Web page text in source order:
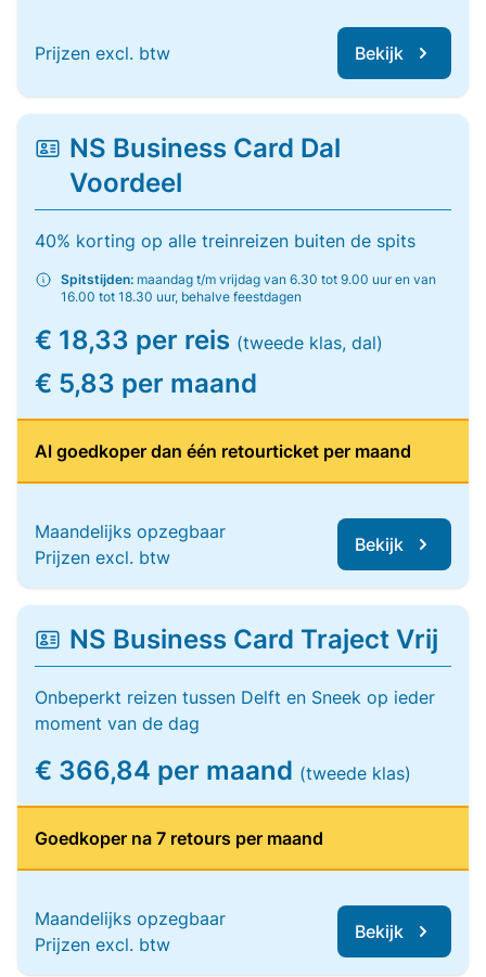
Prijzen excl. btw Bekijk
NS Business Card Dal
Voordeel
40% korting op alle treinreizen buiten de spits
Spitstijden: maandag t/m vrijdag van 6.30 tot 9.00 uur en van
16.00 tot 18.30 uur, behalve feestdagen
€ 18,33 per reis (tweede klas, dal)
€ 5,83 per maand
Al goedkoper dan één retourticket per maand
Maandelijks opzegbaar
Prijzen excl. btw
Bekijk
NS Business Card Traject Vrij
Onbeperkt reizen tussen Delft en Sneek op ieder
moment van de dag
€ 366,84 per maand (tweede klas)
Goedkoper na 7 retours per maand
Maandelijks opzegbaar
Prijzen excl. btw
Bekijk